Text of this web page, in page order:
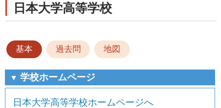
日本大学高等学校
基本 過去問 地図
▼ 学校ホームページ
日本大学高等学校ホームページへ